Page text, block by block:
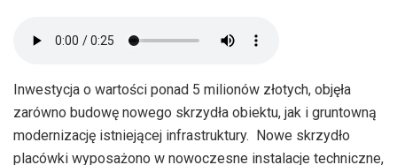
Inwestycja o wartości ponad 5 milionów złotych, objęła
zarówno budowę nowego skrzydła obiektu, jak i gruntowną
modernizację istniejącej infrastruktury. Nowe skrzydło
placówki wyposażono w nowoczesne instalacje techniczne,